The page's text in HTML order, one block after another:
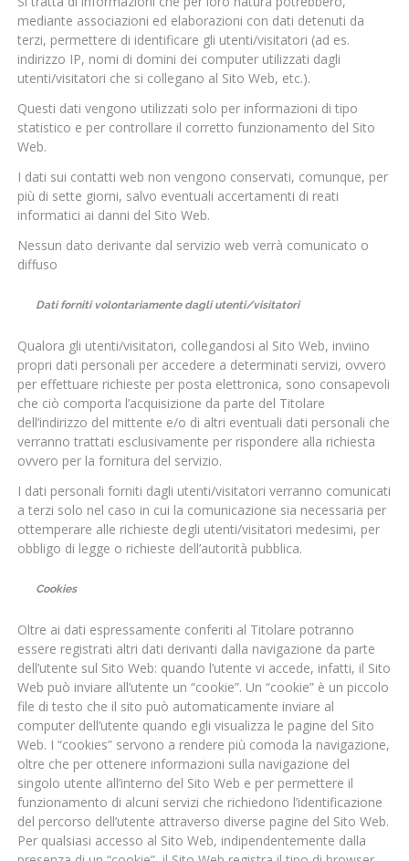
mediante associazioni ed elaborazioni con dati detenuti da
terzi, permettere di identificare gli utenti/visitatori (ad es.
indirizzo IP, nomi di domini dei computer utilizzati dagli
utenti/visitatori che si collegano al Sito Web, etc.).
Questi dati vengono utilizzati solo per informazioni di tipo
statistico e per controllare il corretto funzionamento del Sito
Web.
I dati sui contatti web non vengono conservati, comunque, per
più di sette giorni, salvo eventuali accertamenti di reati
informatici ai danni del Sito Web.
Nessun dato derivante dal servizio web verrà comunicato o
diffuso
Dati forniti volontariamente dagli utenti/visitatori
Qualora gli utenti/visitatori, collegandosi al Sito Web, inviino
propri dati personali per accedere a determinati servizi, ovvero
per effettuare richieste per posta elettronica, sono consapevoli
che ciò comporta l’acquisizione da parte del Titolare
dell’indirizzo del mittente e/o di altri eventuali dati personali che
verranno trattati esclusivamente per rispondere alla richiesta
ovvero per la fornitura del servizio.
I dati personali forniti dagli utenti/visitatori verranno comunicati
a terzi solo nel caso in cui la comunicazione sia necessaria per
ottemperare alle richieste degli utenti/visitatori medesimi, per
obbligo di legge o richieste dell’autorità pubblica.
Cookies
Oltre ai dati espressamente conferiti al Titolare potranno
essere registrati altri dati derivanti dalla navigazione da parte
dell’utente sul Sito Web: quando l’utente vi accede, infatti, il Sito
Web può inviare all’utente un “cookie”. Un “cookie” è un piccolo
file di testo che il sito può automaticamente inviare al
computer dell’utente quando egli visualizza le pagine del Sito
Web. I “cookies” servono a rendere più comoda la navigazione,
oltre che per ottenere informazioni sulla navigazione del
singolo utente all’interno del Sito Web e per permettere il
funzionamento di alcuni servizi che richiedono l’identificazione
del percorso dell’utente attraverso diverse pagine del Sito Web.
Per qualsiasi accesso al Sito Web, indipendentemente dalla